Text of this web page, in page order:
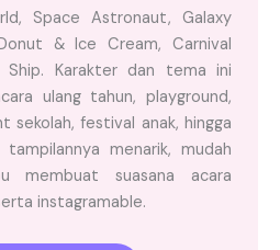
Space Astronaut, Galaxy
& Ice Cream, Carnival
Ship. Karakter dan tema ini
ulang tahun, playground,
sekolah, festival anak, hingga
menarik, mudah
membuat suasana acara
instagramable.